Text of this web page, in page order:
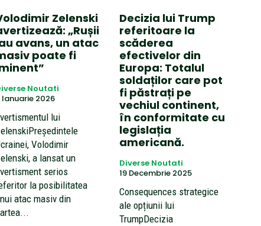
Zelenski
„Rușii
avans, un atac
poate fi
Noutati
Ianuarie 2026
lui
Volodimir
a lansat un
serios
la posibilitatea
atac masiv din
Decizia lui Trump
referitoare la
scăderea
efectivelor din
Europa: Totalul
soldaților care pot
fi păstrați pe
vechiul continent,
în conformitate cu
legislația
americană.
Diverse Noutati
19 Decembrie 2025
Consequences strategice
ale opțiunii lui
TrumpDecizia